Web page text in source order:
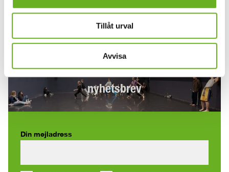
Tillåt urval
Avvisa
Övrigt:Internt seminarium
Anmäl dig till våra
nyhetsbrev
Din mejladress